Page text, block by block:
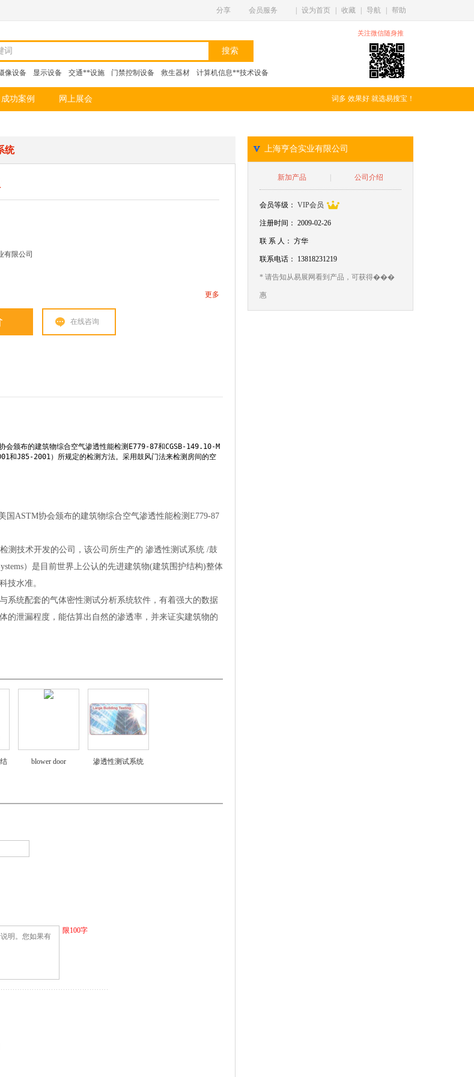
分享 会员服务 设为首页 收藏 导航 帮助
词
像设备 显示设备 交通**设施 门禁控制设备 救生器材 计算机信息**技术设备
关注微信随身推
成功案例 网上展会 词多 效果好 就选易搜宝！
统
有限公司
更多
在线咨询
会颁布的建筑物综合空气渗透性能检测E779-87和CGSB-149.10-M
和J85-2001）所规定的检测方法。采用鼓风门法来检测房间的空
ASTM协会颁布的建筑物综合空气渗透性能检测E779-87
测技术开发的公司，该公司所生产的 渗透性测试系统 /鼓
）是目前世界上公认的先进建筑物(建筑围护结构)整体
技水准。
与系统配套的气体密性测试分析系统软件，有着强大的数据
的泄漏程度，能估算出自然的渗透率，并来证实建筑物的
blower door 渗透性测试系统
限100字
上海亨合实业有限公司
新加产品 公司介绍
会员等级：VIP会员
注册时间： 2009-02-26
联 系 人：方华
联系电话： 13818231219
* 请告知从易展网看到产品，可获得���
惠